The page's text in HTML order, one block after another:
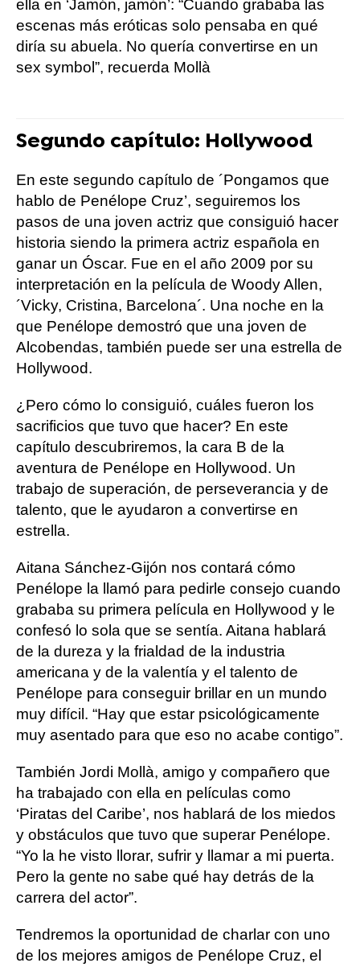
ella en ‘Jamón, jamón’: “Cuando grababa las
escenas más eróticas solo pensaba en qué
diría su abuela. No quería convertirse en un
sex symbol”, recuerda Mollà
Segundo capítulo: Hollywood
En este segundo capítulo de ´Pongamos que
hablo de Penélope Cruz’, seguiremos los
pasos de una joven actriz que consiguió hacer
historia siendo la primera actriz española en
ganar un Óscar. Fue en el año 2009 por su
interpretación en la película de Woody Allen,
´Vicky, Cristina, Barcelona´. Una noche en la
que Penélope demostró que una joven de
Alcobendas, también puede ser una estrella de
Hollywood.
¿Pero cómo lo consiguió, cuáles fueron los
sacrificios que tuvo que hacer? En este
capítulo descubriremos, la cara B de la
aventura de Penélope en Hollywood. Un
trabajo de superación, de perseverancia y de
talento, que le ayudaron a convertirse en
estrella.
Aitana Sánchez-Gijón nos contará cómo
Penélope la llamó para pedirle consejo cuando
grababa su primera película en Hollywood y le
confesó lo sola que se sentía. Aitana hablará
de la dureza y la frialdad de la industria
americana y de la valentía y el talento de
Penélope para conseguir brillar en un mundo
muy difícil. “Hay que estar psicológicamente
muy asentado para que eso no acabe contigo”.
También Jordi Mollà, amigo y compañero que
ha trabajado con ella en películas como
‘Piratas del Caribe’, nos hablará de los miedos
y obstáculos que tuvo que superar Penélope.
“Yo la he visto llorar, sufrir y llamar a mi puerta.
Pero la gente no sabe qué hay detrás de la
carrera del actor”.
Tendremos la oportunidad de charlar con uno
de los mejores amigos de Penélope Cruz, el